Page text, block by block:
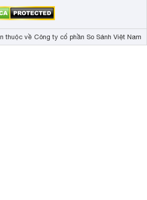
thuộc về Công ty cổ phần So Sánh Việt Nam